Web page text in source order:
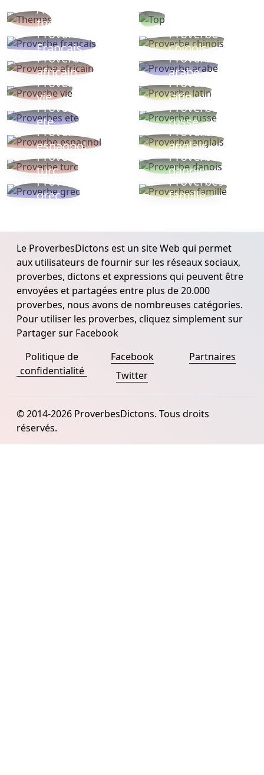
Autres
thèmes
Proverbe
Français
Proverbe
chinois
Proverbe
africain
Proverbe
arabe
Proverbe
vie
Proverbe
latin
Proverbes
ete
Proverbe
russe
Proverbe
espagnol
Proverbe
anglais
Proverbe
turc
Proverbe
danois
Proverbe
grec
Proverbes
famille
Le ProverbesDictons est un site Web qui permet
aux utilisateurs de fournir sur les réseaux sociaux,
proverbes, dictons et expressions qui peuvent être
envoyées et partagées entre plus de 20.000
proverbes, nous avons de nombreuses catégories.
Pour utiliser les proverbes, cliquez simplement sur
Partager sur Facebook
Politique de
confidentialité
Facebook
Twitter
Partnaires
© 2014-2026 ProverbesDictons. Tous droits
réservés.